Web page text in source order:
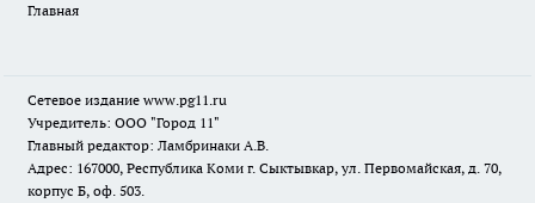
Главная
Сетевое издание www.pg11.ru
Учредитель: ООО "Город 11"
Главный редактор: Ламбринаки А.В.
Адрес: 167000, Республика Коми г. Сыктывкар, ул. Первомайская, д. 70,
корпус Б, оф. 503.